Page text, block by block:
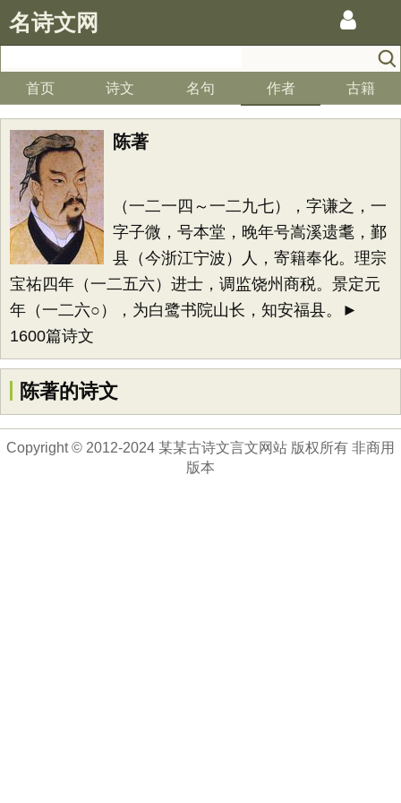
名诗文网
首页 诗文 名句 作者 古籍
陈著
（一二一四～一二九七），字谦之，一
字子微，号本堂，晚年号嵩溪遗耄，鄞
县（今浙江宁波）人，寄籍奉化。理宗
宝祐四年（一二五六）进士，调监饶州商税。景定元
年（一二六○），为白鹭书院山长，知安福县。►
1600篇诗文
陈著的诗文
Copyright © 2012-2024 某某古诗文言文网站 版权所有 非商用
版本